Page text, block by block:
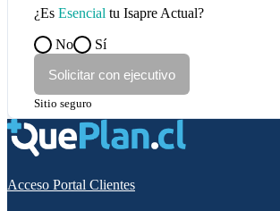
¿Es Esencial tu Isapre Actual?
No
Sí
Solicitar con ejecutivo
Sitio seguro
Acceso Portal Clientes